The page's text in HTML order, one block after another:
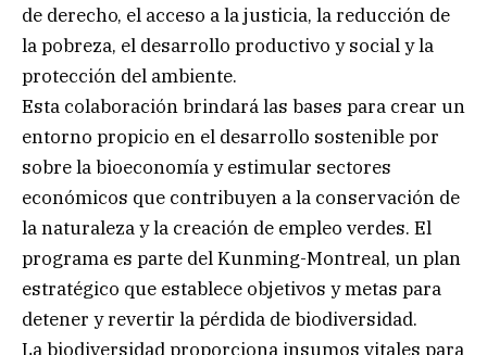
de derecho, el acceso a la justicia, la reducción de
la pobreza, el desarrollo productivo y social y la
protección del ambiente.
Esta colaboración brindará las bases para crear un
entorno propicio en el desarrollo sostenible por
sobre la bioeconomía y estimular sectores
económicos que contribuyen a la conservación de
la naturaleza y la creación de empleo verdes. El
programa es parte del Kunming-Montreal, un plan
estratégico que establece objetivos y metas para
detener y revertir la pérdida de biodiversidad.
La biodiversidad proporciona insumos vitales para